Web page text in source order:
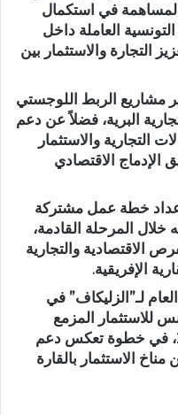
في استكمال
العاملة داخل
التجارة والاستثمار بين
مشاريع الربط اللوجستي
البرية، فضلاً عن دعم
التجارية والاستثمار
الإدماج الاقتصادي
إعداد خطة عمل مشتركة
خلال المرحلة القادمة،
الاقتصادية والتجارية
الإفريقية.
لـ”الزليكاف” في
للاستثمار المزمع
تنظيمه يومي 25 و26 جوان 2026، في خطوة تعكس دعم
الاستثمار بالقارة